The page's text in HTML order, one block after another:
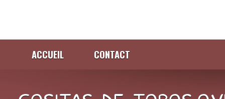
ACCUEIL CONTACT